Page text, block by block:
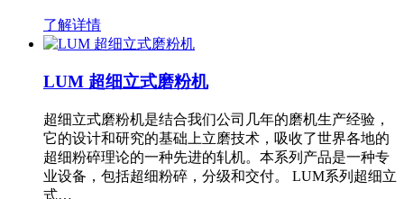
了解详情
LUM 超细立式磨粉机
超细立式磨粉机是结合我们公司几年的磨机生产经验，
它的设计和研究的基础上立磨技术，吸收了世界各地的
超细粉碎理论的一种先进的轧机。本系列产品是一种专
业设备，包括超细粉碎，分级和交付。 LUM系列超细立
式…